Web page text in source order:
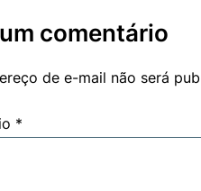
comentário
de e-mail não será
*